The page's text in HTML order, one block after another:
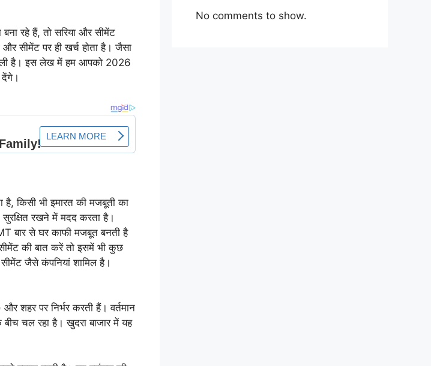
रहे हैं, तो सरिया और सीमेंट
और सीमेंट पर ही खर्च होता है। जैसा
है। इस लेख में हम आपको 2026
देंगे।
किसी भी इमारत की मजबूती का
रखने में मदद करता है।
बार से घर काफी मजबूत बनती है
की बात करें तो इसमें भी कुछ
जैसे कंपनियां शामिल है।
शहर पर निर्भर करती हैं। वर्तमान
चल रहा है। खुदरा बाजार में यह
No comments to show.